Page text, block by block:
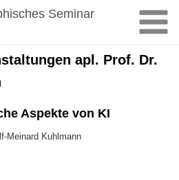
Seminar
apl. Prof. Dr.
Aspekte von KI
Meinard Kuhlmann